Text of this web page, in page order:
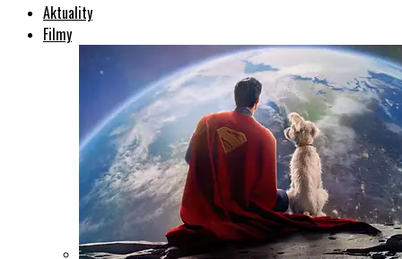
Aktuality
Filmy